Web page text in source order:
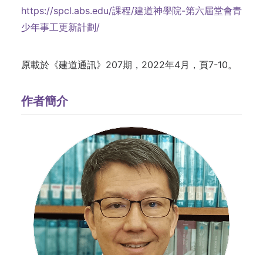
https://spcl.abs.edu/課程/建道神學院-第六屆堂會青
少年事工更新計劃/
原載於《建道通訊》207期，2022年4月，頁7-10。
作者簡介